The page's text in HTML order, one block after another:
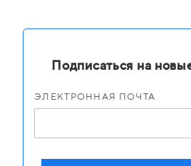
Подписаться на
ЭЛЕКТРОННАЯ ПОЧТА